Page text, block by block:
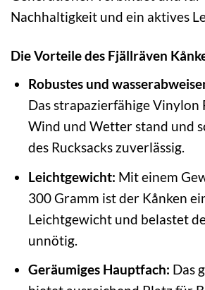
Nachhaltigkeit und ein aktives
Die Vorteile des Fjällräven
Robustes und
Das strapazierfähige
Wind und Wetter stand und
des Rucksacks zuverlässig.
Leichtgewicht: Mit einem
300 Gramm ist der Kånken
Leichtgewicht und belastet
unnötig.
Geräumiges Hauptfach: Das